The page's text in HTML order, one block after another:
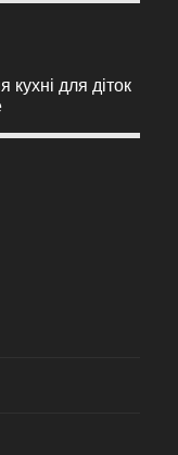
для діток